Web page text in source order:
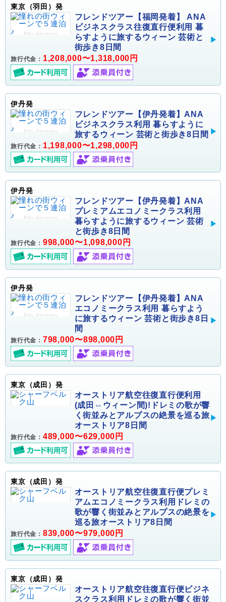
東京（羽田）発
フレンドツアー【福岡発着】 ANA
ビジネスクラス往復直行便利用 暮
らすように旅するウィーン 芸術と
街歩き8日間
旅行代金： 1,208,000〜1,318,000円
伊丹発
フレンドツアー【伊丹発着】ANA
ビジネスクラス利用 暮らすように
旅するウィーン 芸術と街歩き8日間
旅行代金： 1,198,000〜1,298,000円
伊丹発
フレンドツアー【伊丹発着】ANA
プレミアムエコノミークラス利用
暮らすように旅するウィーン 芸術
と街歩き8日間
旅行代金： 998,000〜1,098,000円
伊丹発
フレンドツアー【伊丹発着】ANA
エコノミークラス利用 暮らすよう
に旅するウィーン 芸術と街歩き8日
間
旅行代金： 798,000〜898,000円
東京（成田）発
オーストリア航空往復直行便利用
(成田⇔ウィーン間)!ドレミの歌が響
く街並みとアルプスの絶景を巡る旅
オーストリア8日間
旅行代金： 489,000〜629,000円
東京（成田）発
オーストリア航空往復直行便プレミ
アムエコノミークラス利用ドレミの
歌が響く街並みとアルプスの絶景を
巡る旅オーストリア8日間
旅行代金： 839,000〜979,000円
東京（成田）発
オーストリア航空往復直行便ビジネ
スクラス利用ドレミの歌が響く街並